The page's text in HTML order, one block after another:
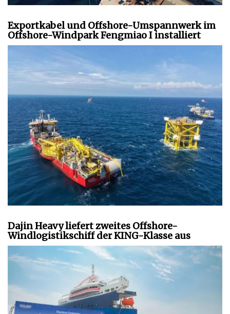
Exportkabel und Offshore-Umspannwerk im
Offshore-Windpark Fengmiao I installiert
Dajin Heavy liefert zweites Offshore-
Windlogistikschiff der KING-Klasse aus